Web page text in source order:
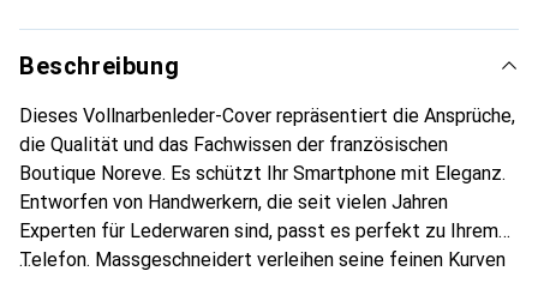
Beschreibung
Dieses Vollnarbenleder-Cover repräsentiert die Ansprüche,
die Qualität und das Fachwissen der französischen
Boutique Noreve. Es schützt Ihr Smartphone mit Eleganz.
Entworfen von Handwerkern, die seit vielen Jahren
Experten für Lederwaren sind, passt es perfekt zu Ihrem
Telefon. Massgeschneidert verleihen seine feinen Kurven